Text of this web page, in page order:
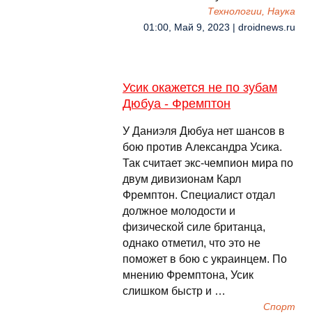
Технологии, Наука
01:00, Май 9, 2023 | droidnews.ru
Усик окажется не по зубам
Дюбуа - Фремптон
У Даниэля Дюбуа нет шансов в
бою против Александра Усика.
Так считает экс-чемпион мира по
двум дивизионам Карл
Фремптон. Специалист отдал
должное молодости и
физической силе британца,
однако отметил, что это не
поможет в бою с украинцем. По
мнению Фремптона, Усик
слишком быстр и …
Спорт